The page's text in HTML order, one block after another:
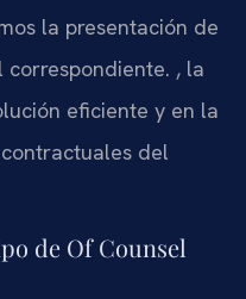
la presentación de
, la
eficiente y en la
del
de Of Counsel